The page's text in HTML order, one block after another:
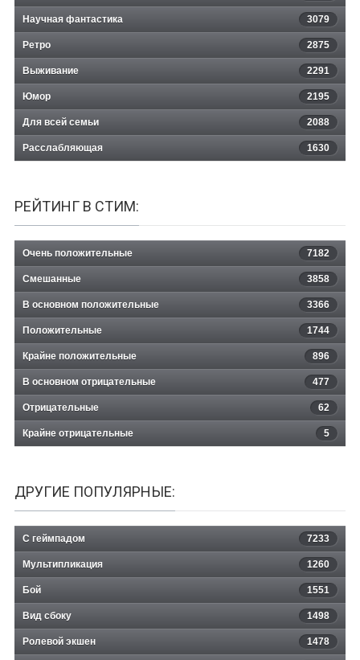
Научная фантастика 3079
Ретро 2875
Выживание 2291
Юмор 2195
Для всей семьи 2088
Расслабляющая 1630
РЕЙТИНГ В СТИМ:
Очень положительные 7182
Смешанные 3858
В основном положительные 3366
Положительные 1744
Крайне положительные 896
В основном отрицательные 477
Отрицательные 62
Крайне отрицательные 5
ДРУГИЕ ПОПУЛЯРНЫЕ:
С геймпадом 7233
Мультипликация 1260
Бой 1551
Вид сбоку 1498
Ролевой экшен 1478